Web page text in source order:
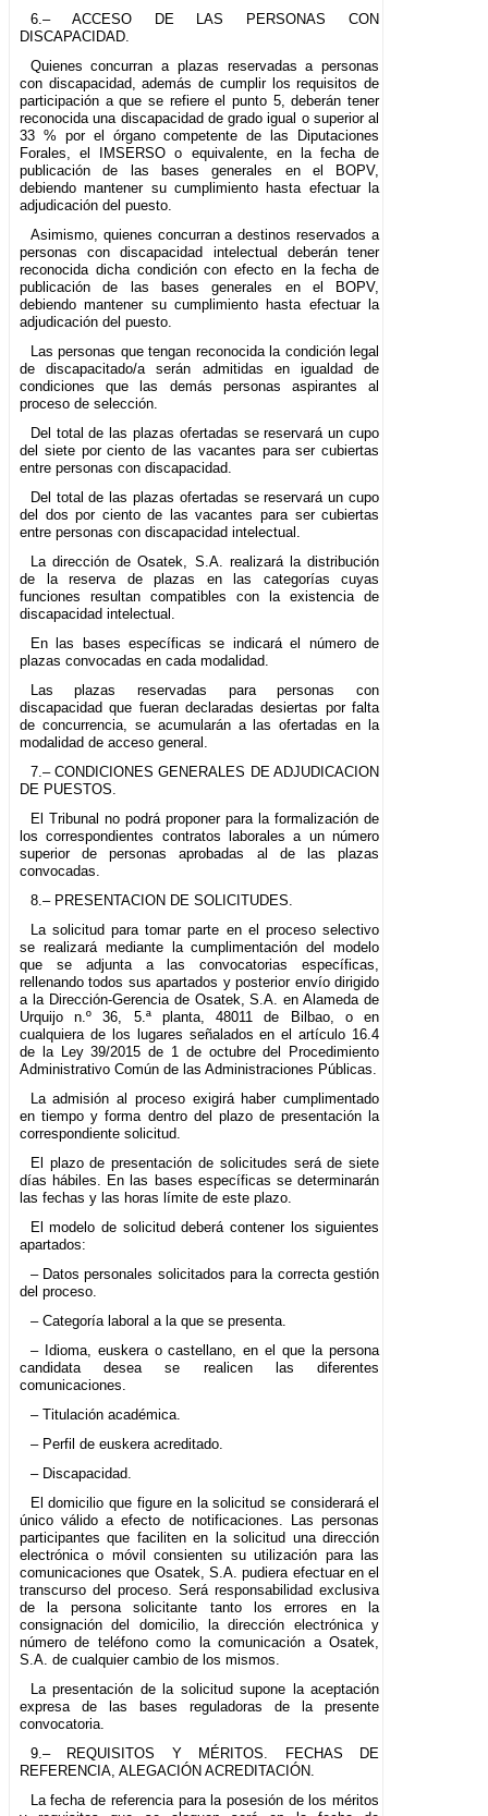
6.– ACCESO DE LAS PERSONAS CON
DISCAPACIDAD.
Quienes concurran a plazas reservadas a personas
con discapacidad, además de cumplir los requisitos de
participación a que se refiere el punto 5, deberán tener
reconocida una discapacidad de grado igual o superior al
33 % por el órgano competente de las Diputaciones
Forales, el IMSERSO o equivalente, en la fecha de
publicación de las bases generales en el BOPV,
debiendo mantener su cumplimiento hasta efectuar la
adjudicación del puesto.
Asimismo, quienes concurran a destinos reservados a
personas con discapacidad intelectual deberán tener
reconocida dicha condición con efecto en la fecha de
publicación de las bases generales en el BOPV,
debiendo mantener su cumplimiento hasta efectuar la
adjudicación del puesto.
Las personas que tengan reconocida la condición legal
de discapacitado/a serán admitidas en igualdad de
condiciones que las demás personas aspirantes al
proceso de selección.
Del total de las plazas ofertadas se reservará un cupo
del siete por ciento de las vacantes para ser cubiertas
entre personas con discapacidad.
Del total de las plazas ofertadas se reservará un cupo
del dos por ciento de las vacantes para ser cubiertas
entre personas con discapacidad intelectual.
La dirección de Osatek, S.A. realizará la distribución
de la reserva de plazas en las categorías cuyas
funciones resultan compatibles con la existencia de
discapacidad intelectual.
En las bases específicas se indicará el número de
plazas convocadas en cada modalidad.
Las plazas reservadas para personas con
discapacidad que fueran declaradas desiertas por falta
de concurrencia, se acumularán a las ofertadas en la
modalidad de acceso general.
7.– CONDICIONES GENERALES DE ADJUDICACION
DE PUESTOS.
El Tribunal no podrá proponer para la formalización de
los correspondientes contratos laborales a un número
superior de personas aprobadas al de las plazas
convocadas.
8.– PRESENTACION DE SOLICITUDES.
La solicitud para tomar parte en el proceso selectivo
se realizará mediante la cumplimentación del modelo
que se adjunta a las convocatorias específicas,
rellenando todos sus apartados y posterior envío dirigido
a la Dirección-Gerencia de Osatek, S.A. en Alameda de
Urquijo n.º 36, 5.ª planta, 48011 de Bilbao, o en
cualquiera de los lugares señalados en el artículo 16.4
de la Ley 39/2015 de 1 de octubre del Procedimiento
Administrativo Común de las Administraciones Públicas.
La admisión al proceso exigirá haber cumplimentado
en tiempo y forma dentro del plazo de presentación la
correspondiente solicitud.
El plazo de presentación de solicitudes será de siete
días hábiles. En las bases específicas se determinarán
las fechas y las horas límite de este plazo.
El modelo de solicitud deberá contener los siguientes
apartados:
– Datos personales solicitados para la correcta gestión
del proceso.
– Categoría laboral a la que se presenta.
– Idioma, euskera o castellano, en el que la persona
candidata desea se realicen las diferentes
comunicaciones.
– Titulación académica.
– Perfil de euskera acreditado.
– Discapacidad.
El domicilio que figure en la solicitud se considerará el
único válido a efecto de notificaciones. Las personas
participantes que faciliten en la solicitud una dirección
electrónica o móvil consienten su utilización para las
comunicaciones que Osatek, S.A. pudiera efectuar en el
transcurso del proceso. Será responsabilidad exclusiva
de la persona solicitante tanto los errores en la
consignación del domicilio, la dirección electrónica y
número de teléfono como la comunicación a Osatek,
S.A. de cualquier cambio de los mismos.
La presentación de la solicitud supone la aceptación
expresa de las bases reguladoras de la presente
convocatoria.
9.– REQUISITOS Y MÉRITOS. FECHAS DE
REFERENCIA, ALEGACIÓN ACREDITACIÓN.
La fecha de referencia para la posesión de los méritos